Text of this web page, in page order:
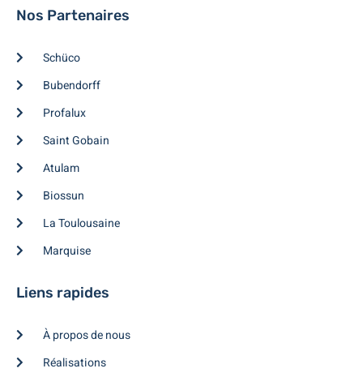
Nos Partenaires
Schüco
Bubendorff
Profalux
Saint Gobain
Atulam
Biossun
La Toulousaine
Marquise
Liens rapides
À propos de nous
Réalisations